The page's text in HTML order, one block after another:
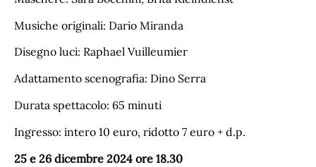
Musiche originali: Dario Miranda
Disegno luci: Raphael Vuilleumier
Adattamento scenografia: Dino Serra
Durata spettacolo: 65 minuti
Ingresso: intero 10 euro, ridotto 7 euro + d.p.
25 e 26 dicembre 2024 ore 18.30